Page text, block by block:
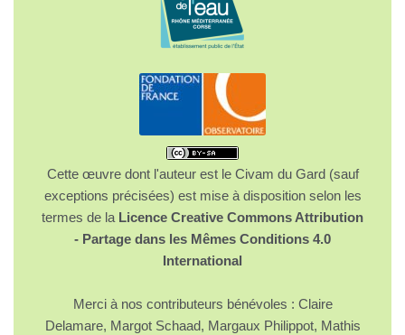
Cette œuvre dont l'auteur est le Civam du Gard (sauf
exceptions précisées) est mise à disposition selon les
termes de la Licence Creative Commons Attribution
- Partage dans les Mêmes Conditions 4.0
International
Merci à nos contributeurs bénévoles : Claire
Delamare, Margot Schaad, Margaux Philippot, Mathis